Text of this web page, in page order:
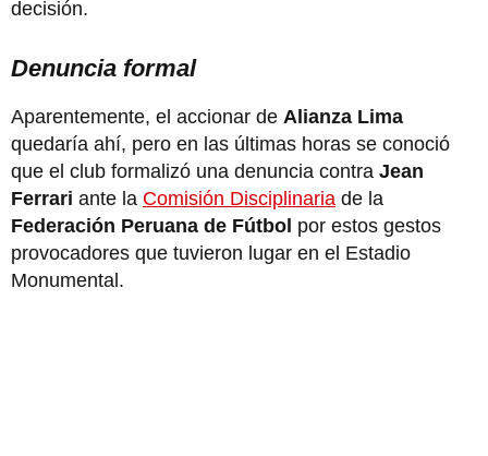
decisión.
Denuncia formal
Aparentemente, el accionar de Alianza Lima
quedaría ahí, pero en las últimas horas se conoció
que el club formalizó una denuncia contra Jean
Ferrari ante la Comisión Disciplinaria de la
Federación Peruana de Fútbol por estos gestos
provocadores que tuvieron lugar en el Estadio
Monumental.